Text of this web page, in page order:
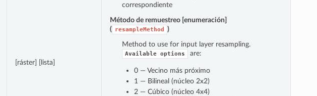
[ráster] [lista]
correspondiente
Método de remuestreo[enumeración]
( resampleMethod
)
Method to use for input layer resampling.
Available options are:
0 — Vecino más próximo
1 — Bilineal (núcleo 2x2)
2 — Cúbico (núcleo 4x4)